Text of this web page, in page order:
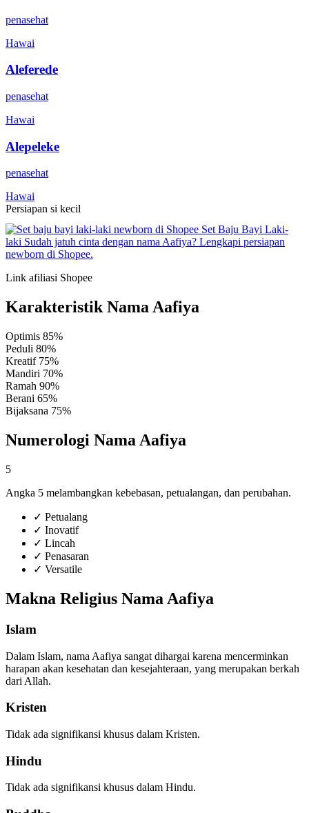
penasehat
Hawai
Aleferede
penasehat
Hawai
Alepeleke
penasehat
Hawai
Persiapan si kecil
Set Baju Bayi Laki-
laki Sudah jatuh cinta dengan nama Aafiya? Lengkapi persiapan
newborn di Shopee.
Link afiliasi Shopee
Karakteristik Nama Aafiya
Optimis 85%
Peduli 80%
Kreatif 75%
Mandiri 70%
Ramah 90%
Berani 65%
Bijaksana 75%
Numerologi Nama Aafiya
5
Angka 5 melambangkan kebebasan, petualangan, dan perubahan.
✓ Petualang
✓ Inovatif
✓ Lincah
✓ Penasaran
✓ Versatile
Makna Religius Nama Aafiya
Islam
Dalam Islam, nama Aafiya sangat dihargai karena mencerminkan
harapan akan kesehatan dan kesejahteraan, yang merupakan berkah
dari Allah.
Kristen
Tidak ada signifikansi khusus dalam Kristen.
Hindu
Tidak ada signifikansi khusus dalam Hindu.